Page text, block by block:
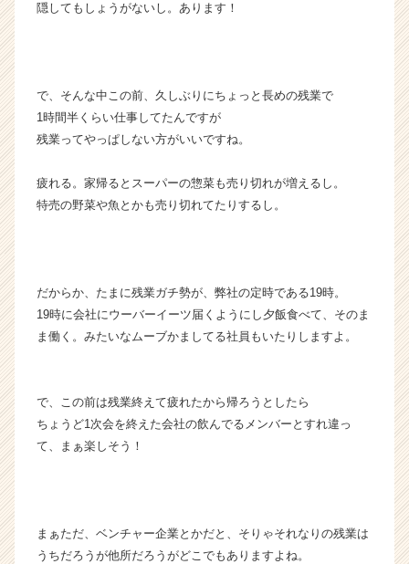
ス
が
届
く
サ
イ
キ
リ
ア
e
e
e
r）
隠してもしょうがないし。あります！
で、そんな中この前、久しぶりにちょっと長めの残業で
1時間半くらい仕事してたんですが
残業ってやっぱしない方がいいですね。
疲れる。家帰るとスーパーの惣菜も売り切れが増えるし。
特売の野菜や魚とかも売り切れてたりするし。
だからか、たまに残業ガチ勢が、弊社の定時である19時。
19時に会社にウーバーイーツ届くようにし夕飯食べて、そのま
ま働く。みたいなムーブかましてる社員もいたりしますよ。
で、この前は残業終えて疲れたから帰ろうとしたら
ちょうど1次会を終えた会社の飲んでるメンバーとすれ違っ
て、まぁ楽しそう！
まぁただ、ベンチャー企業とかだと、そりゃそれなりの残業は
うちだろうが他所だろうがどこでもありますよね。